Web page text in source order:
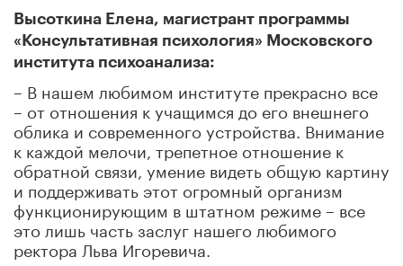
Высоткина Елена, магистрант программы
«Консультативная психология» Московского
института психоанализа:
– В нашем любимом институте прекрасно все
– от отношения к учащимся до его внешнего
облика и современного устройства. Внимание
к каждой мелочи, трепетное отношение к
обратной связи, умение видеть общую картину
и поддерживать этот огромный организм
функционирующим в штатном режиме – все
это лишь часть заслуг нашего любимого
ректора Льва Игоревича.